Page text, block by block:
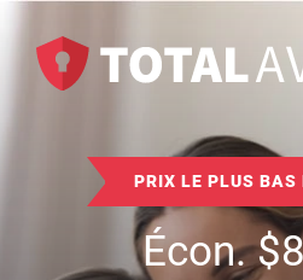
PRIX LE PLUS BAS
Écon.$